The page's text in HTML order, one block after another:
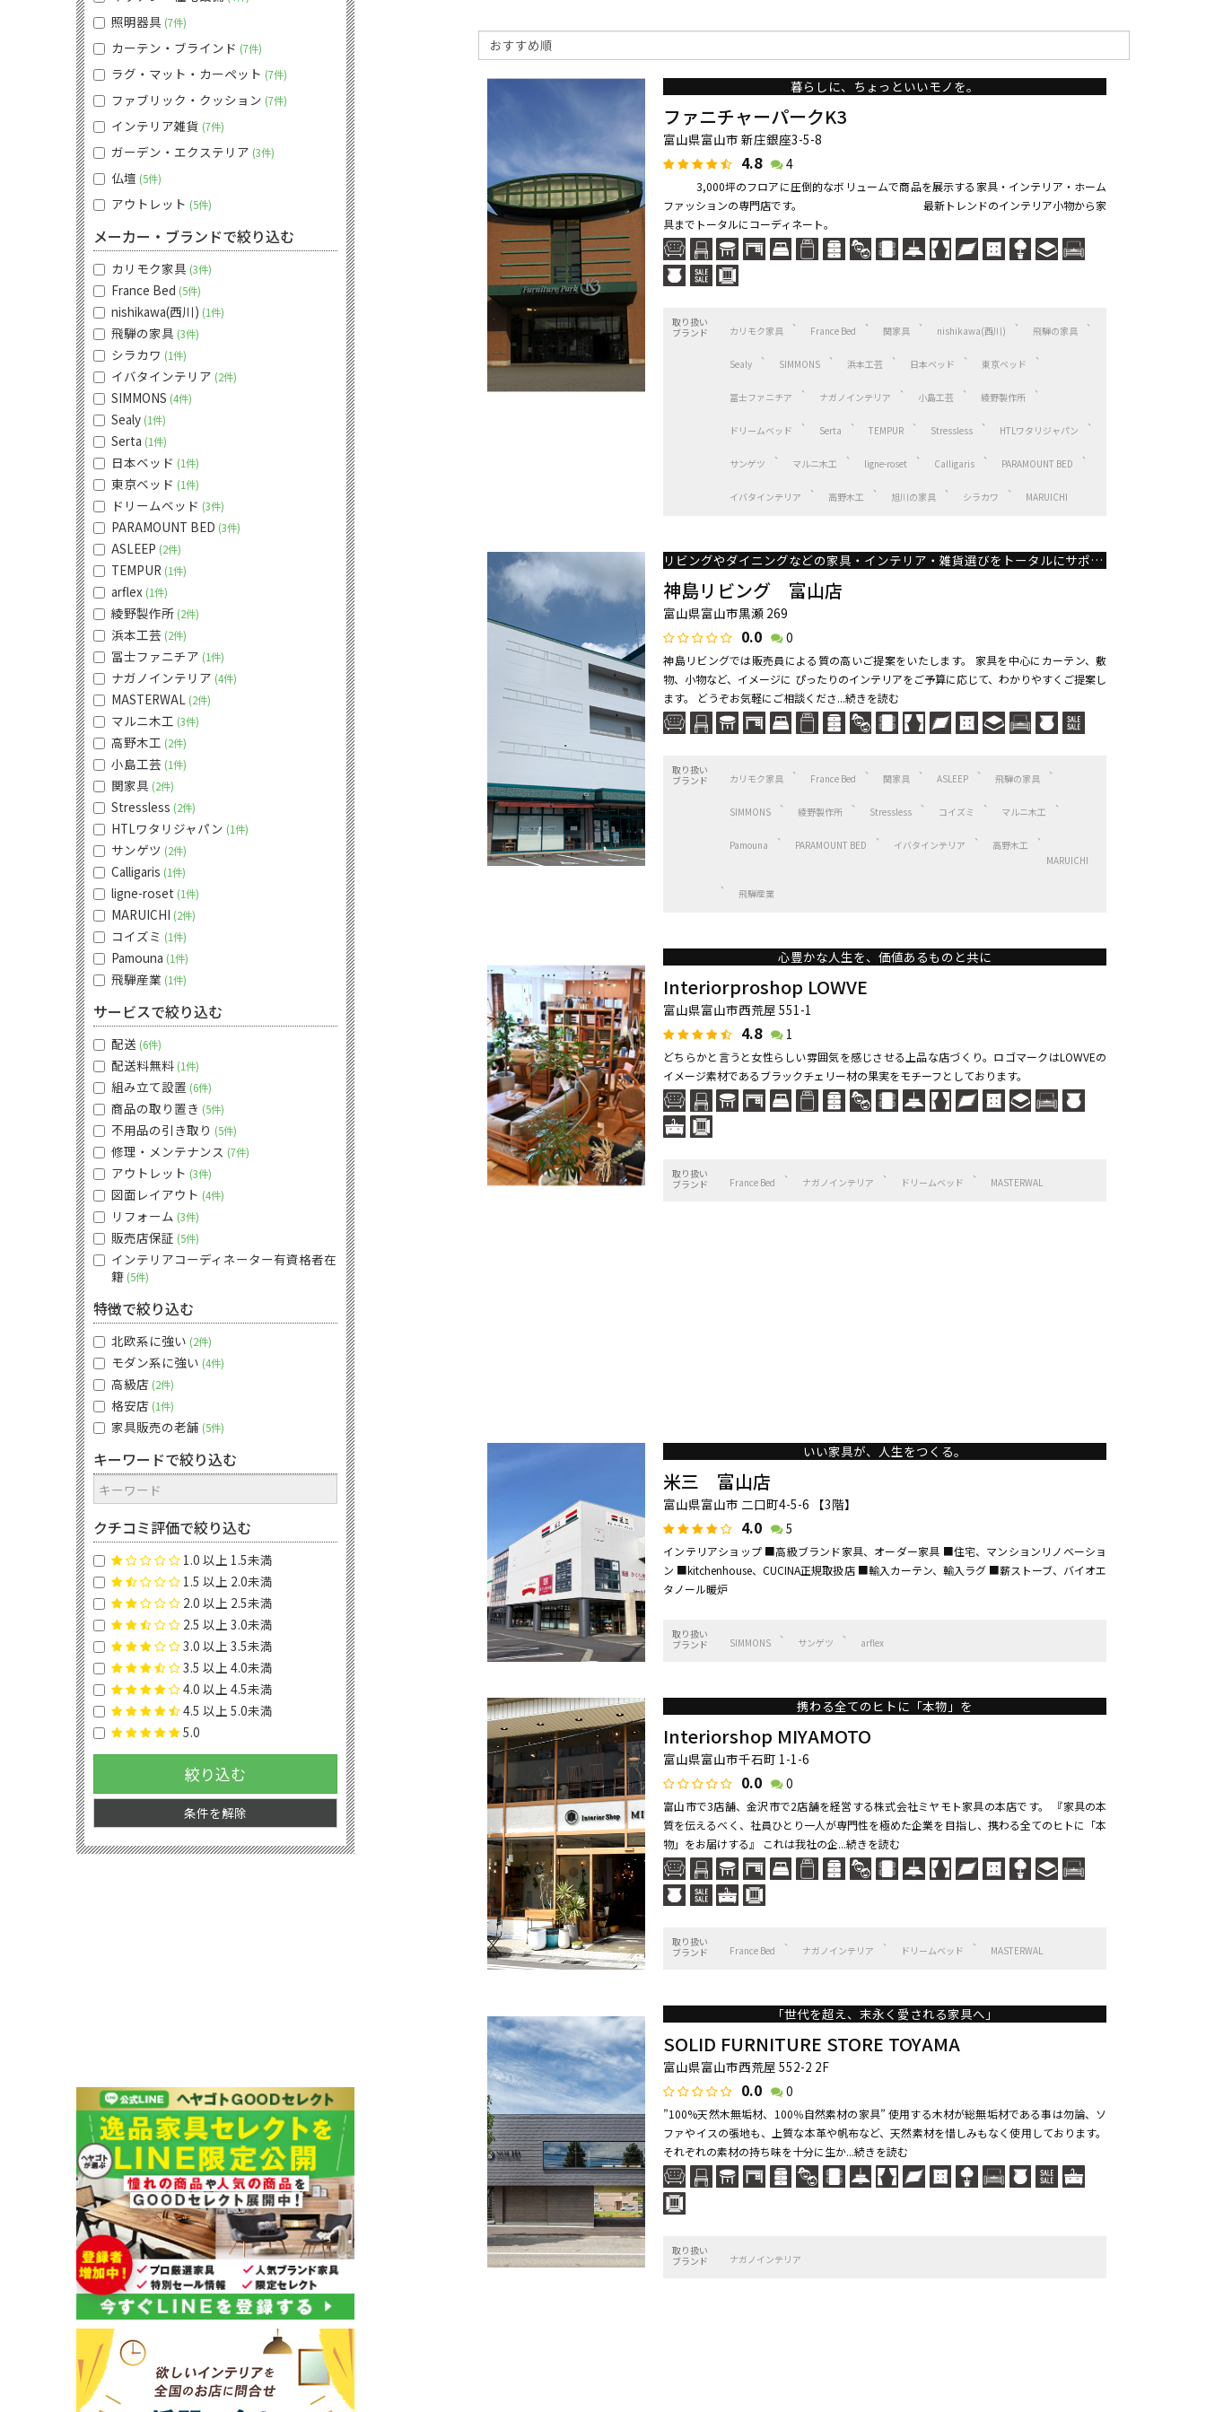
暮らしに、ちょっといいモノを。
ファニチャーパークK3
富山県富山市 新庄銀座3-5-8
4.8 4
3,000坪のフロアに圧倒的なボリュームで商品を展示する家具・インテリア・ホーム
ファッションの専門店です。 最新トレンドのインテリア小物から家
具までトータルにコーディネート。
取り扱い
ブランド
カリモク家具 France Bed 関家具 nishikawa(西川) 飛騨の家具
Sealy SIMMONS 浜本工芸 日本ベッド 東京ベッド
冨士ファニチア ナガノインテリア 小島工芸 綾野製作所
ドリームベッド Serta TEMPUR Stressless HTLワタリジャパン
サンゲツ マルニ木工 ligne-roset Calligaris PARAMOUNT BED
イバタインテリア 高野木工 旭川の家具 シラカワ MARUICHI
リビングやダイニングなどの家具・インテリア・雑貨選びをトータルにサポート
神島リビング 富山店
富山県富山市黒瀬 269
0.0 0
神島リビングでは販売員による質の高いご提案をいたします。 家具を中心にカーテン、敷
物、小物など、イメージに ぴったりのインテリアをご予算に応じて、わかりやすくご提案し
ます。 どうぞお気軽にご相談くださ...続きを読む
取り扱い
ブランド
カリモク家具 France Bed 関家具 ASLEEP 飛騨の家具
SIMMONS 綾野製作所 Stressless コイズミ マルニ木工
Pamouna PARAMOUNT BED イバタインテリア
高野木工
MARUICHI
飛騨産業
心豊かな人生を、価値あるものと共に
Interiorproshop LOWVE
富山県富山市西荒屋 551-1
4.8 1
どちらかと言うと女性らしい雰囲気を感じさせる上品な店づくり。ロゴマークはLOWVEの
イメージ素材であるブラックチェリー材の果実をモチーフとしております。
取り扱い
ブランド
France Bed ナガノインテリア ドリームベッド MASTERWAL
いい家具が、人生をつくる。
米三 富山店
富山県富山市 二口町4-5-6 【3階】
4.0 5
インテリアショップ ■高級ブランド家具、オーダー家具 ■住宅、マンションリノベーショ
ン ■kitchenhouse、CUCINA正規取扱店 ■輸入カーテン、輸入ラグ ■薪ストーブ、バイオエ
タノール暖炉
取り扱い
ブランド
SIMMONS サンゲツ arflex
携わる全てのヒトに「本物」を
Interiorshop MIYAMOTO
富山県富山市千石町 1-1-6
0.0 0
富山市で3店舗、金沢市で2店舗を経営する株式会社ミヤモト家具の本店です。 『家具の本
質を伝えるべく、社員ひとり一人が専門性を極めた企業を目指し、携わる全てのヒトに「本
物」をお届けする』 これは我社の企...続きを読む
取り扱い
ブランド
France Bed ナガノインテリア ドリームベッド MASTERWAL
「世代を超え、末永く愛される家具へ」
SOLID FURNITURE STORE TOYAMA
富山県富山市西荒屋 552-2 2F
0.0 0
”100%天然木無垢材、100％自然素材の家具” 使用する木材が総無垢材である事は勿論、ソ
ファやイスの張地も、上質な本革や帆布など、天然素材を惜しみもなく使用しております。
それぞれの素材の持ち味を十分に生か...続きを読む
取り扱い
ブランド
ナガノインテリア
照明器具 7件
カーテン・ブラインド 7件
ラグ・マット・カーペット 7件
ファブリック・クッション 7件
インテリア雑貨 7件
ガーデン・エクステリア 3件
仏壇 5件
アウトレット 5件
メーカー・ブランドで絞り込む
カリモク家具 3件
France Bed 5件
nishikawa(西川) 1件
飛騨の家具 3件
シラカワ 1件
イバタインテリア 2件
SIMMONS 4件
Sealy 1件
Serta 1件
日本ベッド 1件
東京ベッド 1件
ドリームベッド 3件
PARAMOUNT BED 3件
ASLEEP 2件
TEMPUR 1件
arflex 1件
綾野製作所 2件
浜本工芸 2件
冨士ファニチア 1件
ナガノインテリア 4件
MASTERWAL 2件
マルニ木工 3件
高野木工 2件
小島工芸 1件
関家具 2件
Stressless 2件
HTLワタリジャパン 1件
サンゲツ 2件
Calligaris 1件
ligne-roset 1件
MARUICHI 2件
コイズミ 1件
Pamouna 1件
飛騨産業 1件
サービスで絞り込む
配送 6件
配送料無料 1件
組み立て設置 6件
商品の取り置き 5件
不用品の引き取り 5件
修理・メンテナンス 7件
アウトレット 3件
図面レイアウト 4件
リフォーム 3件
販売店保証 5件
インテリアコーディネーター有資格者在
籍 5件
特徴で絞り込む
北欧系に強い 2件
モダン系に強い 4件
高級店 2件
格安店 1件
家具販売の老舗 5件
キーワードで絞り込む
クチコミ評価で絞り込む
1.0 以上 1.5未満
1.5 以上 2.0未満
2.0 以上 2.5未満
2.5 以上 3.0未満
3.0 以上 3.5未満
3.5 以上 4.0未満
4.0 以上 4.5未満
4.5 以上 5.0未満
5.0
絞り込む
条件を解除